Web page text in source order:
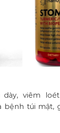
viêm
bệnh túi mật,